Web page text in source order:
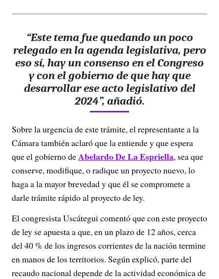
“Este tema fue quedando un poco
relegado en la agenda legislativa, pero
eso sí, hay un consenso en el Congreso
y con el gobierno de que hay que
desarrollar ese acto legislativo del
2024”, añadió.
Sobre la urgencia de este trámite, el representante a la
Cámara también aclaró que la entiende y que espera
que el gobierno deAbelardo De La Espriella, sea que
conserve, modifique, o radique un proyecto nuevo, lo
haga a la mayor brevedad y que él se compromete a
darle trámite rápido al proyecto de ley.
El congresista Uscátegui comentó que con este proyecto
de ley se apuesta a que, en un plazo de 12 años, cerca
del 40 % de los ingresos corrientes de la nación termine
en manos de los territorios. Según explicó, parte del
recaudo nacional depende de la actividad económica de